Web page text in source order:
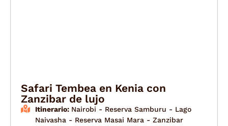
Safari Tembea en Kenia con
Zanzibar de lujo
Itinerario: Nairobi - Reserva Samburu - Lago
Naivasha - Reserva Masai Mara - Zanzibar